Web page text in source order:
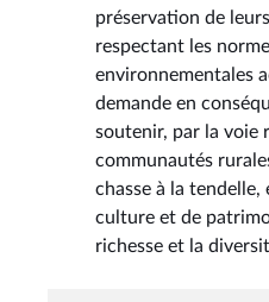
préservation de
respectant les
environnementales
demande en
soutenir, par la voie
communautés
chasse à la tendelle,
culture et de
richesse et la